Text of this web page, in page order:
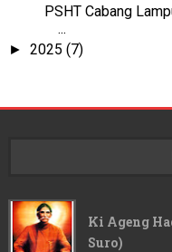
PSHT Cabang
...
► 2025 (7)
Ki Ageng
Suro)